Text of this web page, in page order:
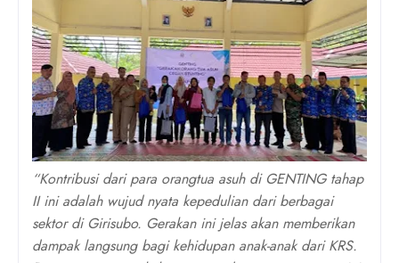
“Kontribusi dari para orangtua asuh di GENTING tahap
II ini adalah wujud nyata kepedulian dari berbagai
sektor di Girisubo. Gerakan ini jelas akan memberikan
dampak langsung bagi kehidupan anak-anak dari KRS.